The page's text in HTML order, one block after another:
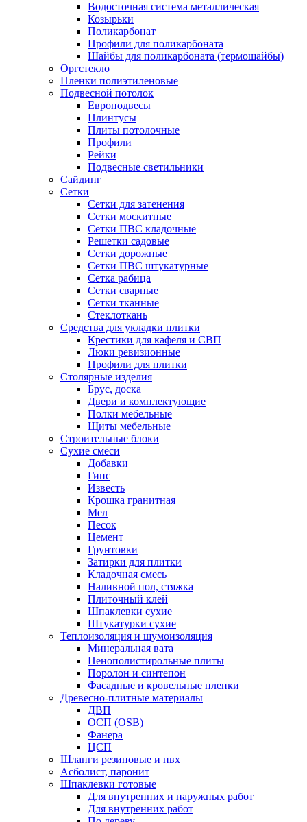
Водосточная система металлическая
Козырьки
Поликарбонат
Профили для поликарбоната
Шайбы для поликарбоната (термошайбы)
Оргстекло
Пленки полиэтиленовые
Подвесной потолок
Европодвесы
Плинтусы
Плиты потолочные
Профили
Рейки
Подвесные светильники
Сайдинг
Сетки
Сетки для затенения
Сетки москитные
Сетки ПВС кладочные
Решетки садовые
Сетки дорожные
Сетки ПВС штукатурные
Сетка рабица
Сетки сварные
Сетки тканные
Стеклоткань
Средства для укладки плитки
Крестики для кафеля и СВП
Люки ревизионные
Профили для плитки
Столярные изделия
Брус, доска
Двери и комплектующие
Полки мебельные
Щиты мебельные
Строительные блоки
Сухие смеси
Добавки
Гипс
Известь
Крошка гранитная
Мел
Песок
Цемент
Грунтовки
Затирки для плитки
Кладочная смесь
Наливной пол, стяжка
Плиточный клей
Шпаклевки сухие
Штукатурки сухие
Теплоизоляция и шумоизоляция
Минеральная вата
Пенополистирольные плиты
Поролон и синтепон
Фасадные и кровельные пленки
Древесно-плитные материалы
ДВП
ОСП (OSB)
Фанера
ЦСП
Шланги резиновые и пвх
Асболист, паронит
Шпаклевки готовые
Для внутренних и наружных работ
Для внутренних работ